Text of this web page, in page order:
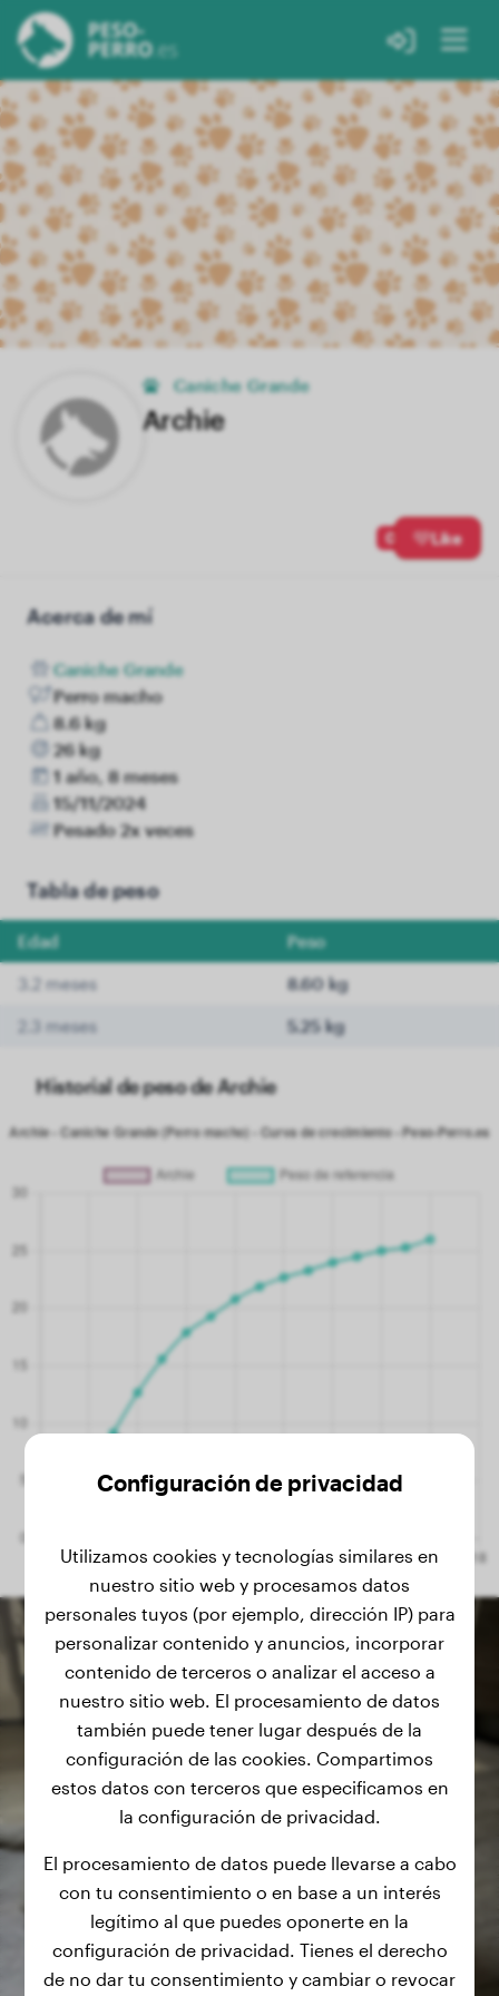
Caniche Grande
Archie
0 Like
Acerca de mí
Caniche Grande
Perro macho
8.6 kg
26 kg
1 año, 8 meses
15/11/2024
Pesado 2x veces
Tabla de peso
Edad Peso
3.2 meses 8.60 kg
2.3 meses 5.25 kg
Historial de peso de Archie
Configuración de privacidad
Utilizamos cookies y tecnologías similares en
nuestro sitio web y procesamos datos
personales tuyos (por ejemplo, dirección IP) para
personalizar contenido y anuncios, incorporar
contenido de terceros o analizar el acceso a
nuestro sitio web. El procesamiento de datos
también puede tener lugar después de la
configuración de las cookies. Compartimos
estos datos con terceros que especificamos en
la configuración de privacidad.
El procesamiento de datos puede llevarse a cabo
con tu consentimiento o en base a un interés
legítimo al que puedes oponerte en la
configuración de privacidad. Tienes el derecho
de no dar tu consentimiento y cambiar o revocar